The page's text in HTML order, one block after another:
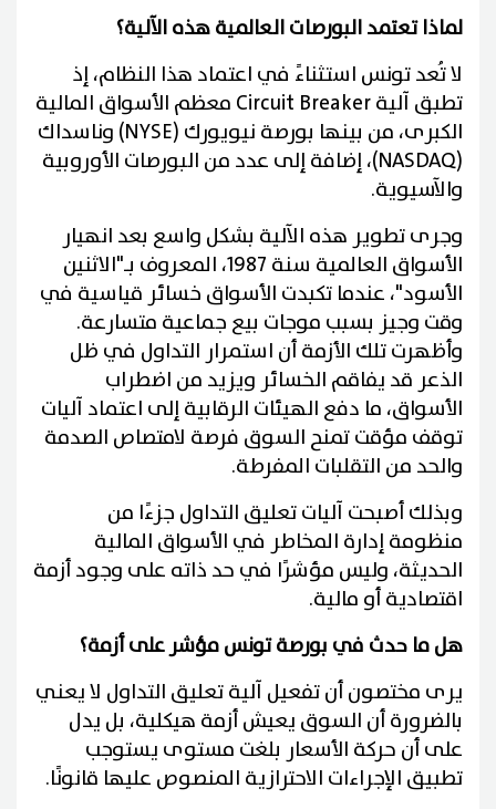
لماذا تعتمد البورصات العالمية هذه الآلية؟
لا تُعد تونس استثناءً في اعتماد هذا النظام، إذ
تطبق آلية Circuit Breaker معظم الأسواق المالية
الكبرى، من بينها بورصة نيويورك (NYSE) وناسداك
(NASDAQ)، إضافة إلى عدد من البورصات الأوروبية
والآسيوية.
وجرى تطوير هذه الآلية بشكل واسع بعد انهيار
الأسواق العالمية سنة 1987، المعروف بـ"الاثنين
الأسود"، عندما تكبدت الأسواق خسائر قياسية في
وقت وجيز بسبب موجات بيع جماعية متسارعة.
وأظهرت تلك الأزمة أن استمرار التداول في ظل
الذعر قد يفاقم الخسائر ويزيد من اضطراب
الأسواق، ما دفع الهيئات الرقابية إلى اعتماد آليات
توقف مؤقت تمنح السوق فرصة لامتصاص الصدمة
والحد من التقلبات المفرطة.
وبذلك أصبحت آليات تعليق التداول جزءًا من
منظومة إدارة المخاطر في الأسواق المالية
الحديثة، وليس مؤشرًا في حد ذاته على وجود أزمة
اقتصادية أو مالية.
هل ما حدث في بورصة تونس مؤشر على أزمة؟
يرى مختصون أن تفعيل آلية تعليق التداول لا يعني
بالضرورة أن السوق يعيش أزمة هيكلية، بل يدل
على أن حركة الأسعار بلغت مستوى يستوجب
تطبيق الإجراءات الاحترازية المنصوص عليها قانونًا.